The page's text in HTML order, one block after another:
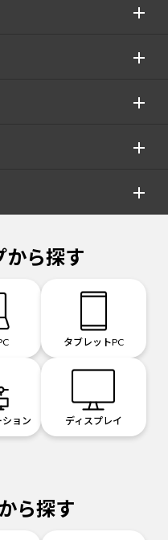
から探す
タブレットPC
ョン ディスプレイ
ら探す